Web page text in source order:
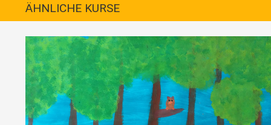
ÄHNLICHE KURSE